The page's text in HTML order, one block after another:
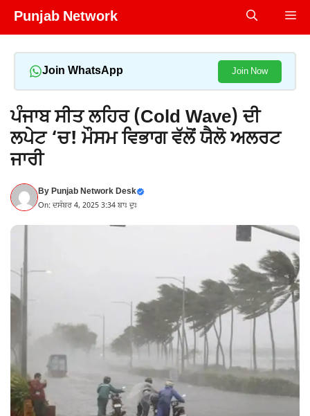
Skip
Punjab Network
Join WhatsApp Join Now
ਪੰਜਾਬ ਸੀਤ ਲਹਿਰ (Cold Wave) ਦੀ
ਲਪੇਟ ‘ਚ! ਮੌਸਮ ਵਿਭਾਗ ਵੱਲੋਂ ਯੈਲੋ ਅਲਰਟ
ਜਾਰੀ
ByPunjab Network Desk
On: ਦਸੰਬਰ 4, 2025 3:34 ਬਾਃ ਦੁਃ